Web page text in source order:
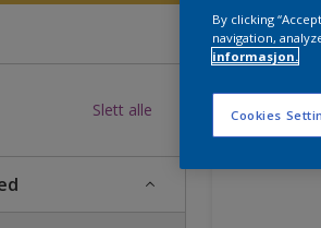
Slett alle 33produkter
By clicking
navigation,
informasjon.
Cookies